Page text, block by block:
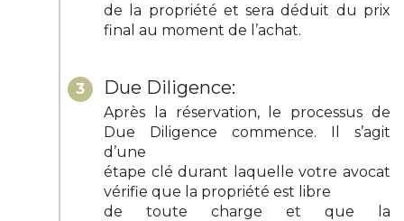
de la propriété et sera déduit du prix
final au moment de l’achat.
3 Due Diligence:
Après la réservation, le processus de
Due Diligence commence. Il s’agit
d’une
étape clé durant laquelle votre avocat
vérifie que la propriété est libre
de toute charge et que la